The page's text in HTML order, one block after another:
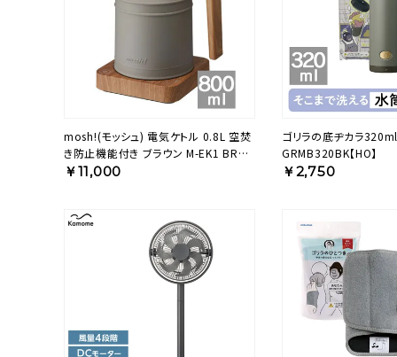
mosh!(モッシュ) 電気ケトル 0.8L 空焚
き防止機能付き ブラウン M-EK1 BR
【KA】
￥11,000
ゴリラの底ヂカラ
GRMB320BK【HO】
￥2,750